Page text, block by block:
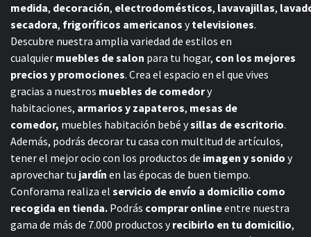
medida, decoración, electrodomésticos, lavavajillas,
secadora, frigoríficos americanos ytelevisiones.
Descubre nuestra amplia variedad de estilos en
cualquier muebles de salon para tu hogar, con los mejores
precios y promociones. Crea el espacio en el que vives
gracias a nuestros muebles de comedory
habitaciones, armarios y zapateros, mesas de
comedor, muebles habitación bebé ysillas de escritorio.
Además, podrás decorar tu casa con multitud de artículos,
tener el mejor ocio con los productos de imagen y sonido y
aprovechar tu jardín en las épocas de buen tiempo.
Conforama realiza el servicio de envío a domicilio como
recogida en tienda. Podrás comprar onlineentre nuestra
gama de más de 7.000 productos yrecibirlo en tu domicilio,